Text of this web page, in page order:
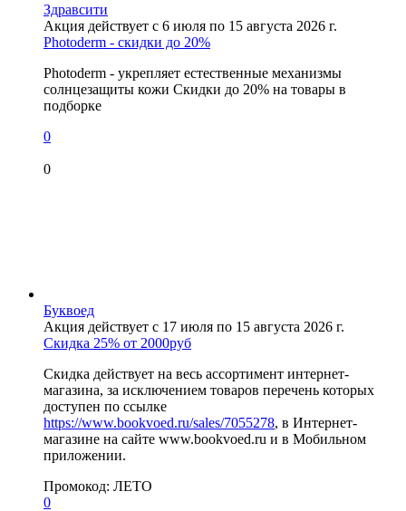
Здравсити
Акция действует с 6 июля по 15 августа 2026 г.
Photoderm - скидки до 20%
Photoderm - укрепляет естественные механизмы
солнцезащиты кожи Скидки до 20% на товары в
подборке
0
0
Буквоед
Акция действует с 17 июля по 15 августа 2026 г.
Скидка 25% от 2000руб
Скидка действует на весь ассортимент интернет-
магазина, за исключением товаров перечень которых
доступен по ссылке
https://www.bookvoed.ru/sales/7055278, в Интернет-
магазине на сайте www.bookvoed.ru и в Мобильном
приложении.
Промокод: ЛЕТО
0